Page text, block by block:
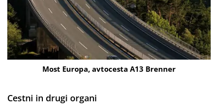
Most Europa, avtocesta A13 Brenner
Cestni in drugi organi